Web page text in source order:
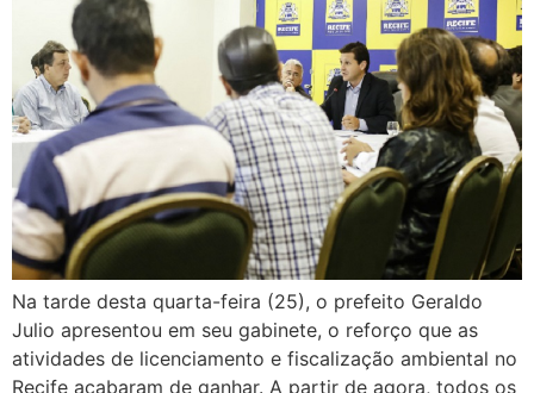
Na tarde desta quarta-feira (25), o prefeito Geraldo
Julio apresentou em seu gabinete, o reforço que as
atividades de licenciamento e fiscalização ambiental no
Recife acabaram de ganhar. A partir de agora, todos os